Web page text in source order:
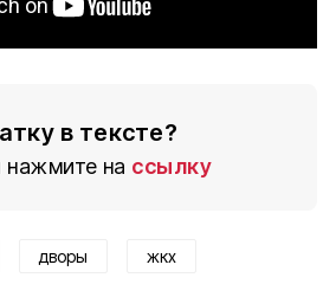
в тексте?
нажмите на ссылку
дворы жкх